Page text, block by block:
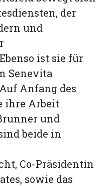
der
und
ist sie für
Senevita
Anfang des
ihre Arbeit
und
beide in
Co-Präsidentin
sowie das